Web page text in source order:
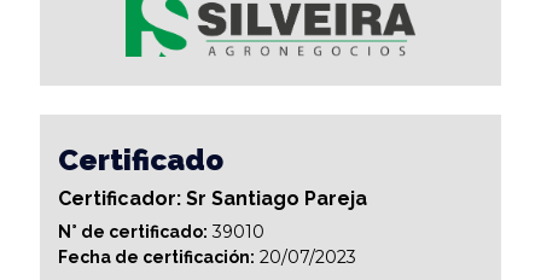
Certificado
Certificador: Sr Santiago Pareja
N° de certificado: 39010
Fecha de certificación: 20/07/2023